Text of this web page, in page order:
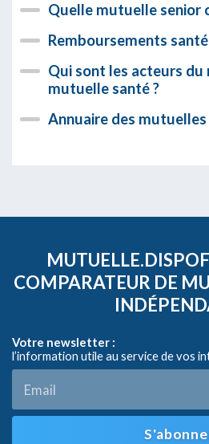
Quelle mutuelle senior
Remboursements
Qui sont les acteurs du
mutuelle santé ?
Annuaire des mutuelles
COMPARATEUR DE
Votre newsletter :
l’information utile au service de vos